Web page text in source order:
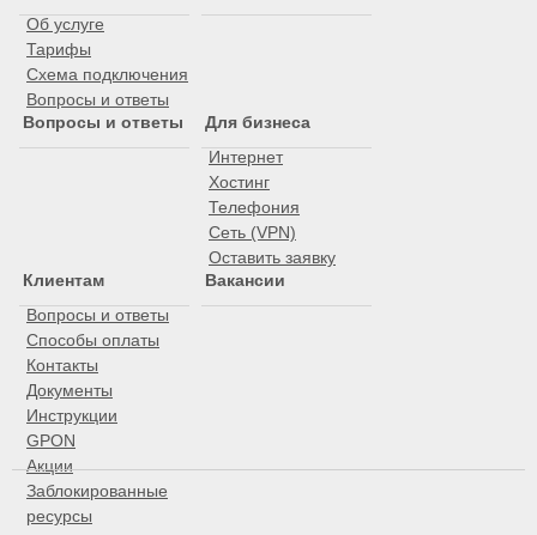
Об услуге
Тарифы
Схема подключения
Вопросы и ответы
Вопросы и ответы
Для бизнеса
Интернет
Хостинг
Телефония
Сеть (VPN)
Оставить заявку
Клиентам
Вопросы и ответы
Способы оплаты
Контакты
Документы
Инструкции
GPON
Акции
Заблокированные
ресурсы
Вакансии